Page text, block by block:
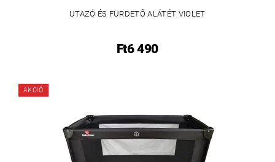
UTAZÓ ÉS FÜRDETŐ ALÁTÉT VIOLET
Ft6 490
AKCIÓ